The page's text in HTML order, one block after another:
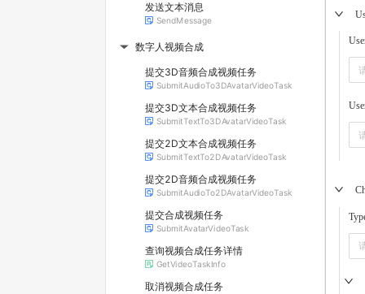
发送文本消息
SendMessage
▶ 数字人视频合成
提交3D音频合成视频任务
SubmitAudioTo3DAvatarVideoTask
提交3D文本合成视频任务
SubmitTextTo3DAvatarVideoTask
提交2D文本合成视频任务
SubmitTextTo2DAvatarVideoTask
提交2D音频合成视频任务
SubmitAudioTo2DAvatarVideoTask
提交合成视频任务
SubmitAvatarVideoTask
查询视频合成任务详情
GetVideoTaskInfo
取消视频合成任务